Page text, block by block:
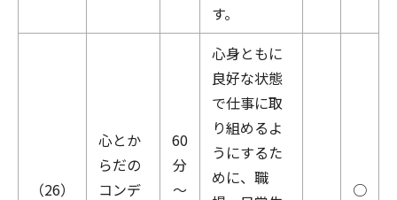
す。
（26）
心とか
らだの
コンデ
60
分
～
心身ともに
良好な状態
で仕事に取
り組めるよ
うにするた
めに、職
○